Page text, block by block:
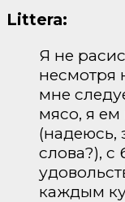
Littera:
Я не
несмотря
мне
мясо, я ем
(надеюсь,
слова?),
каждым